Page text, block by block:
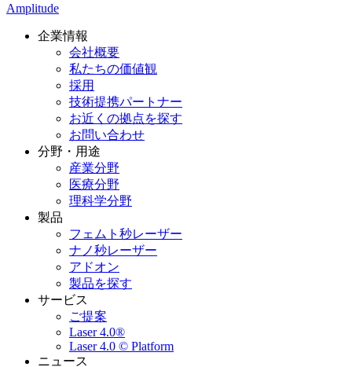
Amplitude
企業情報
会社概要
私たちの価値観
採用
技術提携パートナー
お近くの拠点を探す
お問い合わせ
分野・用途
産業分野
医療分野
理科学分野
製品
フェムト秒レーザー
ナノ秒レーザー
アドオン
製品を探す
サービス
ご提案
Laser 4.0®
Laser 4.0 © Platform
ニュース